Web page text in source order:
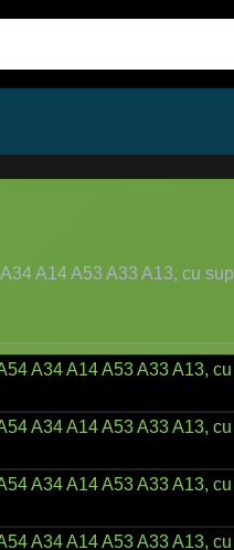
A14 A53 A33 A13, cu